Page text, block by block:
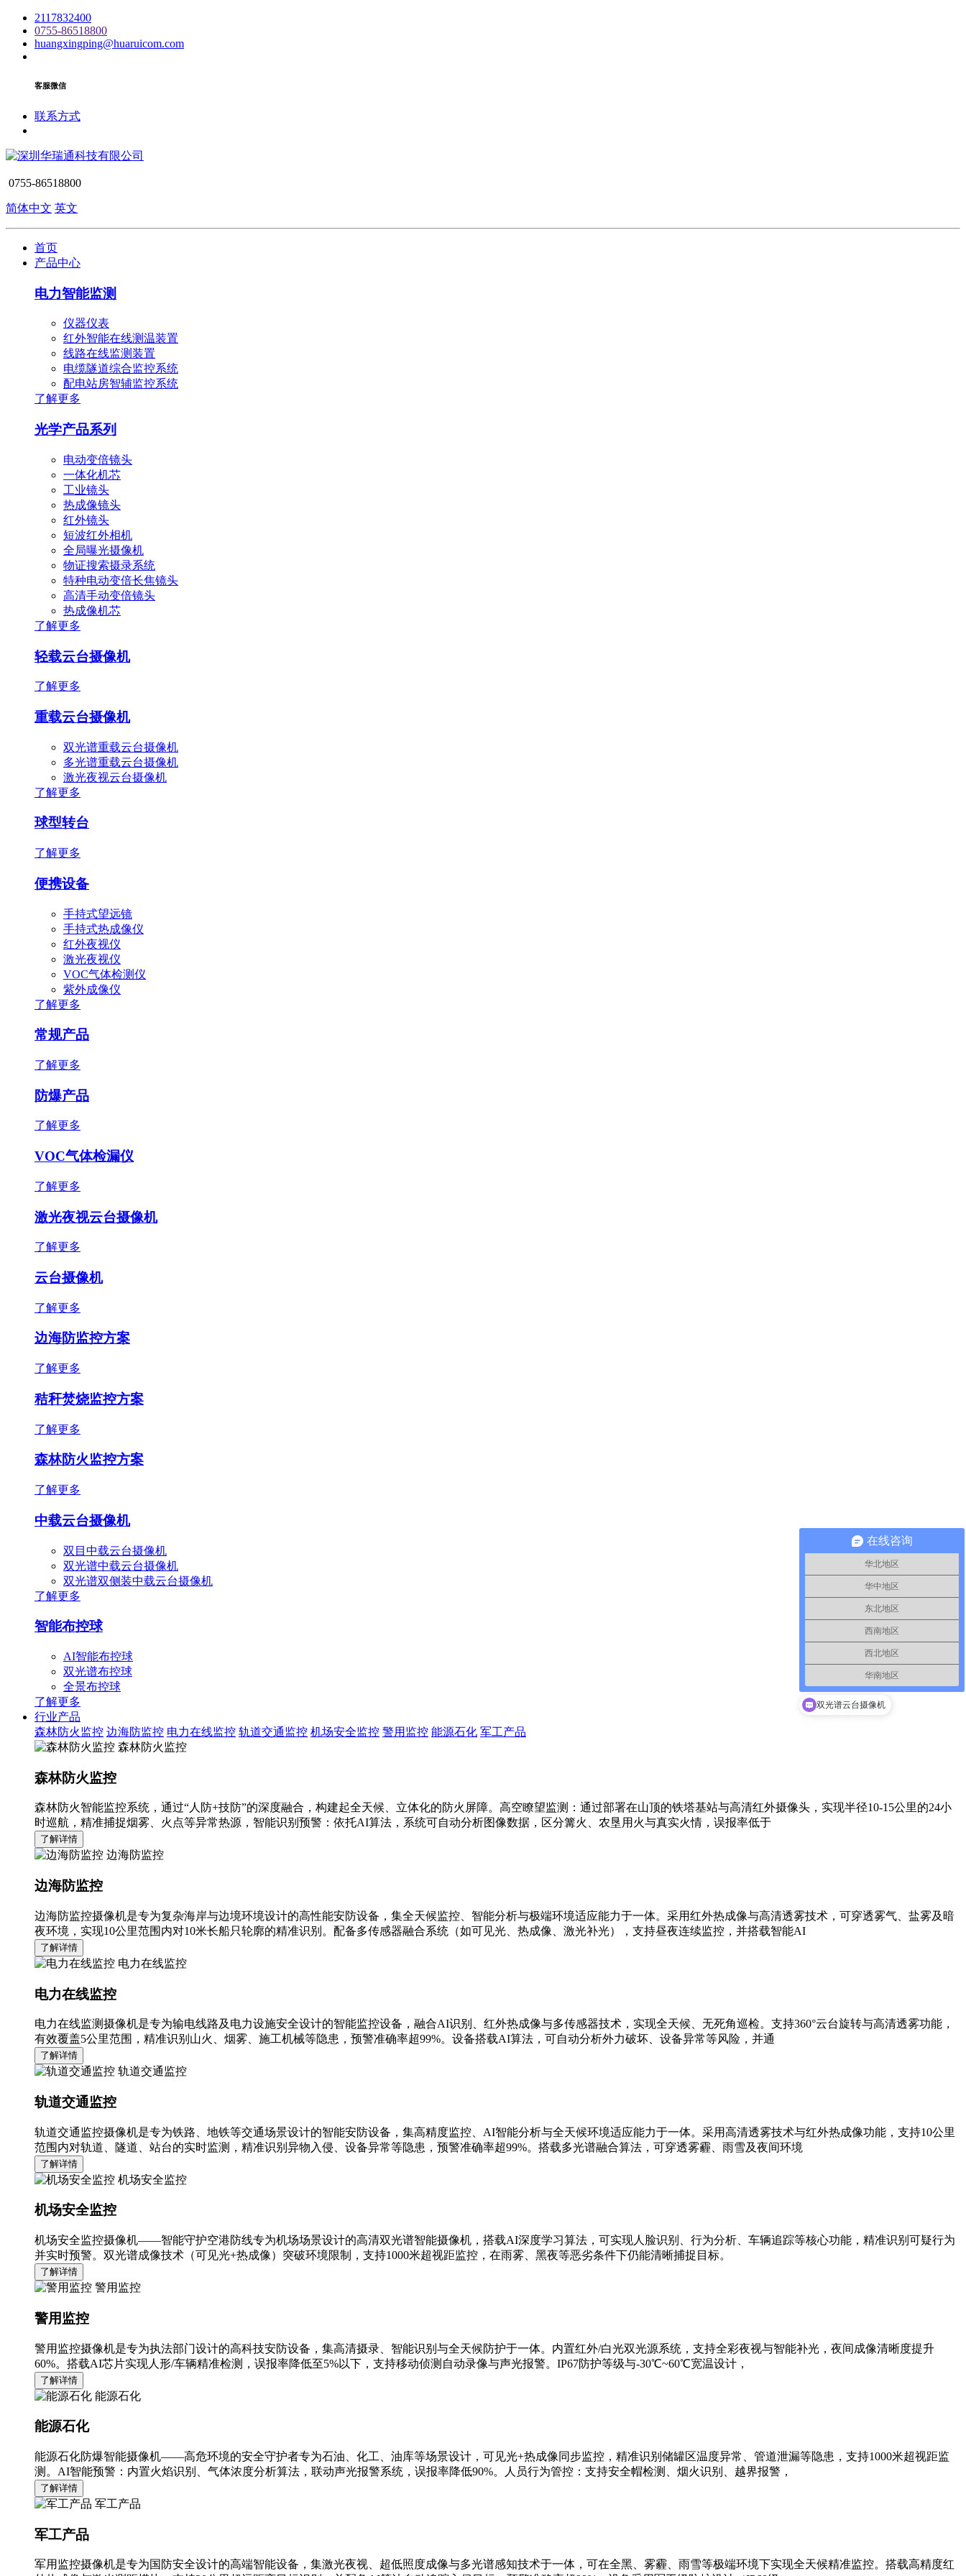
2117832400
0755-86518800
huangxingping@huaruicom.com
客服微信
联系方式
0755-86518800
简体中文 英文
首页
产品中心
电力智能监测
仪器仪表
红外智能在线测温装置
线路在线监测装置
电缆隧道综合监控系统
配电站房智辅监控系统
了解更多
光学产品系列
电动变倍镜头
一体化机芯
工业镜头
热成像镜头
红外镜头
短波红外相机
全局曝光摄像机
物证搜索摄录系统
特种电动变倍长焦镜头
高清手动变倍镜头
热成像机芯
了解更多
轻载云台摄像机
了解更多
重载云台摄像机
双光谱重载云台摄像机
多光谱重载云台摄像机
激光夜视云台摄像机
了解更多
球型转台
了解更多
便携设备
手持式望远镜
手持式热成像仪
红外夜视仪
激光夜视仪
VOC气体检测仪
紫外成像仪
了解更多
常规产品
了解更多
防爆产品
了解更多
VOC气体检漏仪
了解更多
激光夜视云台摄像机
了解更多
云台摄像机
了解更多
边海防监控方案
了解更多
秸秆焚烧监控方案
了解更多
森林防火监控方案
了解更多
中载云台摄像机
双目中载云台摄像机
双光谱中载云台摄像机
双光谱双侧装中载云台摄像机
了解更多
智能布控球
AI智能布控球
双光谱布控球
全景布控球
了解更多
行业产品
森林防火监控 边海防监控 电力在线监控 轨道交通监控 机场安全监控 警用监控 能源石化 军工产品
森林防火监控
森林防火监控
森林防火智能监控系统，通过“人防+技防”的深度融合，构建起全天候、立体化的防火屏障。高空瞭望监测：通过部署在山顶的铁塔基站与高清红外摄像头，实现半径10-15公里的24小
时巡航，精准捕捉烟雾、火点等异常热源，智能识别预警：依托AI算法，系统可自动分析图像数据，区分篝火、农垦用火与真实火情，误报率低于
了解详情
边海防监控
边海防监控
边海防监控摄像机是专为复杂海岸与边境环境设计的高性能安防设备，集全天候监控、智能分析与极端环境适应能力于一体。采用红外热成像与高清透雾技术，可穿透雾气、盐雾及暗
夜环境，实现10公里范围内对10米长船只轮廓的精准识别。配备多传感器融合系统（如可见光、热成像、激光补光），支持昼夜连续监控，并搭载智能AI
了解详情
电力在线监控
电力在线监控
电力在线监测摄像机是专为输电线路及电力设施安全设计的智能监控设备，融合AI识别、红外热成像与多传感器技术，实现全天候、无死角巡检。支持360°云台旋转与高清透雾功能，
有效覆盖5公里范围，精准识别山火、烟雾、施工机械等隐患，预警准确率超99%。设备搭载AI算法，可自动分析外力破坏、设备异常等风险，并通
了解详情
轨道交通监控
轨道交通监控
轨道交通监控摄像机是专为铁路、地铁等交通场景设计的智能安防设备，集高精度监控、AI智能分析与全天候环境适应能力于一体。采用高清透雾技术与红外热成像功能，支持10公里
范围内对轨道、隧道、站台的实时监测，精准识别异物入侵、设备异常等隐患，预警准确率超99%。搭载多光谱融合算法，可穿透雾霾、雨雪及夜间环境
了解详情
机场安全监控
机场安全监控
机场安全监控摄像机——智能守护空港防线专为机场场景设计的高清双光谱智能摄像机，搭载AI深度学习算法，可实现人脸识别、行为分析、车辆追踪等核心功能，精准识别可疑行为
并实时预警。双光谱成像技术（可见光+热成像）突破环境限制，支持1000米超视距监控，在雨雾、黑夜等恶劣条件下仍能清晰捕捉目标。
了解详情
警用监控
警用监控
警用监控摄像机是专为执法部门设计的高科技安防设备，集高清摄录、智能识别与全天候防护于一体。内置红外/白光双光源系统，支持全彩夜视与智能补光，夜间成像清晰度提升
60%。搭载AI芯片实现人形/车辆精准检测，误报率降低至5%以下，支持移动侦测自动录像与声光报警。IP67防护等级与-30℃~60℃宽温设计，
了解详情
能源石化
能源石化
能源石化防爆智能摄像机——高危环境的安全守护者专为石油、化工、油库等场景设计，可见光+热成像同步监控，精准识别储罐区温度异常、管道泄漏等隐患，支持1000米超视距监
测。AI智能预警：内置火焰识别、气体浓度分析算法，联动声光报警系统，误报率降低90%。人员行为管控：支持安全帽检测、烟火识别、越界报警，
了解详情
军工产品
军工产品
军用监控摄像机是专为国防安全设计的高端智能设备，集激光夜视、超低照度成像与多光谱感知技术于一体，可在全黑、雾霾、雨雪等极端环境下实现全天候精准监控。搭载高精度红
在线咨询
华北地区
华中地区
东北地区
西南地区
西北地区
华南地区
双光谱云台摄像机